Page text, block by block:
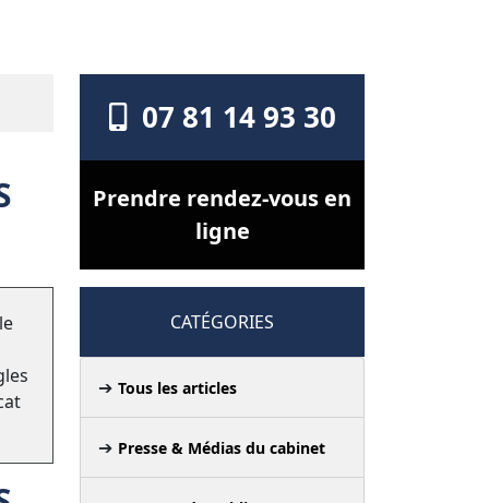
07 81 14 93 30
Prendre rendez-vous en
ligne
CATÉGORIES
Tous les articles
Presse & Médias du cabinet